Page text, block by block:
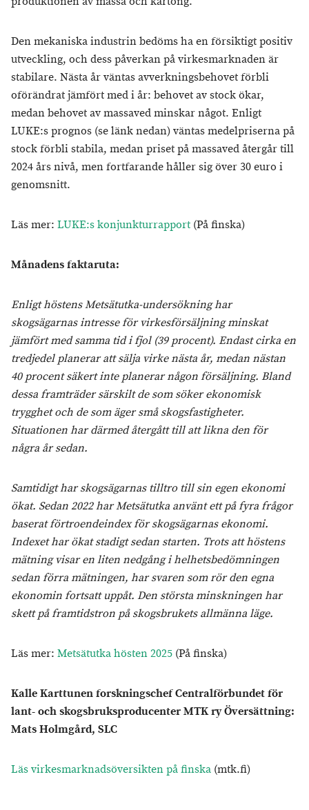
Den mekaniska industrin bedöms ha en försiktigt positiv
utveckling, och dess påverkan på virkesmarknaden är
stabilare. Nästa år väntas avverkningsbehovet förbli
oförändrat jämfört med i år: behovet av stock ökar,
medan behovet av massaved minskar något. Enligt
LUKE:s prognos (se länk nedan) väntas medelpriserna på
stock förbli stabila, medan priset på massaved återgår till
2024 års nivå, men fortfarande håller sig över 30 euro i
genomsnitt.
Läs mer: LUKE:s konjunkturrapport (På finska)
Månadens faktaruta:
Enligt höstens Metsätutka-undersökning har
skogsägarnas intresse för virkesförsäljning minskat
jämfört med samma tid i fjol (39 procent). Endast cirka en
tredjedel planerar att sälja virke nästa år, medan nästan
40 procent säkert inte planerar någon försäljning. Bland
dessa framträder särskilt de som söker ekonomisk
trygghet och de som äger små skogsfastigheter.
Situationen har därmed återgått till att likna den för
några år sedan.
Samtidigt har skogsägarnas tilltro till sin egen ekonomi
ökat. Sedan 2022 har Metsätutka använt ett på fyra frågor
baserat förtroendeindex för skogsägarnas ekonomi.
Indexet har ökat stadigt sedan starten. Trots att höstens
mätning visar en liten nedgång i helhetsbedömningen
sedan förra mätningen, har svaren som rör den egna
ekonomin fortsatt uppåt. Den största minskningen har
skett på framtidstron på skogsbrukets allmänna läge.
Läs mer: Metsätutka hösten 2025 (På finska)
Kalle Karttunen forskningschef Centralförbundet för
lant- och skogsbruksproducenter MTK ry Översättning:
Mats Holmgård, SLC
Läs virkesmarknadsöversikten på finska (mtk.fi)